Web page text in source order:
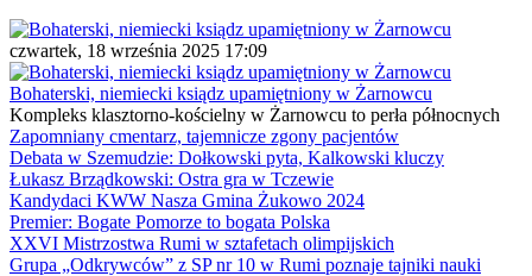
czwartek, 18 września 2025 17:09
Bohaterski, niemiecki ksiądz upamiętniony w Żarnowcu
Kompleks klasztorno-kościelny w Żarnowcu to perła północnych
Zapomniany cmentarz, tajemnicze zgony pacjentów
Debata w Szemudzie: Dołkowski pyta, Kalkowski kluczy
Łukasz Brządkowski: Ostra gra w Tczewie
Kandydaci KWW Nasza Gmina Żukowo 2024
Premier: Bogate Pomorze to bogata Polska
XXVI Mistrzostwa Rumi w sztafetach olimpijskich
Grupa „Odkrywców” z SP nr 10 w Rumi poznaje tajniki nauki